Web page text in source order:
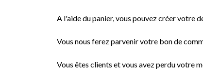
A l'aide du panier, vous pouvez créer votre
Vous nous ferez parvenir votre bon de
Vous êtes clients et vous avez perdu votre